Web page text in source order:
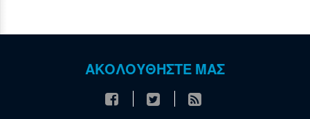
ΑΚΟΛΟΥΘΗΣΤΕ ΜΑΣ